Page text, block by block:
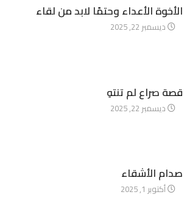
الأخوة الأعداء وحتمًا لابد من لقاء
ديسمبر 22, 2025
قصة صراع لم تنتهِ
ديسمبر 22, 2025
صدام الأشقاء
أكتوبر 1, 2025